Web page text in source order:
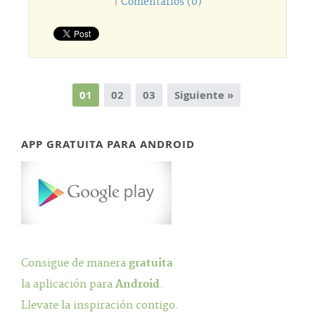
01 02 03 Siguiente »
APP GRATUITA PARA ANDROID
Consigue de manera gratuita
la aplicación para Android.
Llevate la inspiración contigo.